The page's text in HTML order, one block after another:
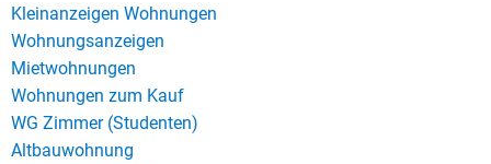
Kleinanzeigen Wohnungen
Wohnungsanzeigen
Mietwohnungen
Wohnungen zum Kauf
WG Zimmer (Studenten)
Altbauwohnung